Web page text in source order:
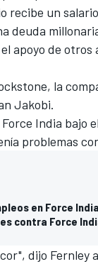
recibe un
deuda
apoyo de
la
Jakobi.
India bajo
problemas
en Force India
contra Force
dijo Fernley a